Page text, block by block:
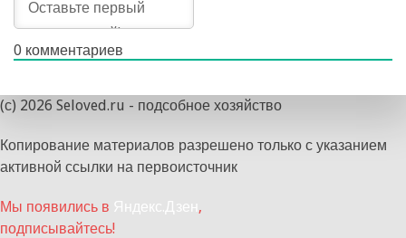
0 комментариев
(с) 2026 Seloved.ru - подсобное хозяйство
Копирование материалов разрешено только с указанием
активной ссылки на первоисточник
Мы появились в Яндекс.Дзен,
подписывайтесь!